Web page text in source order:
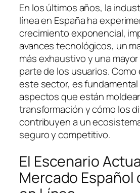
En los últimos años, la
línea en España ha
crecimiento exponencial,
avances tecnológicos, un
más exhaustivo y una
parte de los usuarios.
este sector, es fundamental
aspectos que están
transformación y cómo los
contribuyen a un
seguro y competitivo.
El Escenario
Mercado Español